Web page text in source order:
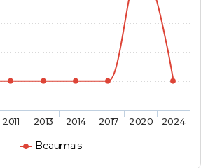
Beaumais
2011 2013 2014 2017 2020 2024